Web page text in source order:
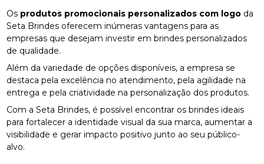
Os produtos promocionais personalizados com logo da
Seta Brindes oferecem inúmeras vantagens para as
empresas que desejam investir em brindes personalizados
de qualidade.
Além da variedade de opções disponíveis, a empresa se
destaca pela excelência no atendimento, pela agilidade na
entrega e pela criatividade na personalização dos produtos.
Com a Seta Brindes, é possível encontrar os brindes ideais
para fortalecer a identidade visual da sua marca, aumentar a
visibilidade e gerar impacto positivo junto ao seu público-
alvo.